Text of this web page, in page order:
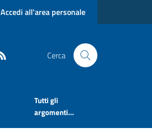
Accedi all'area personale
Cerca
Tutti gli
argomenti...